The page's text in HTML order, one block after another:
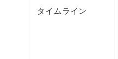
タイムライン